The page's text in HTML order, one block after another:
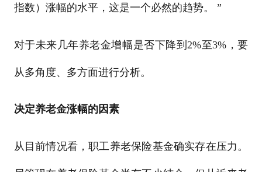
指数）涨幅的水平，这是一个必然的趋势。 ”
对于未来几年养老金增幅是否下降到2%至3%，要
从多角度、多方面进行分析。
决定养老金涨幅的因素
从目前情况看，职工养老保险基金确实存在压力。